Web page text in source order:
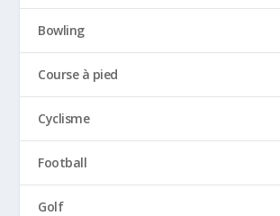
Bowling
Course à pied
Cyclisme
Football
Golf